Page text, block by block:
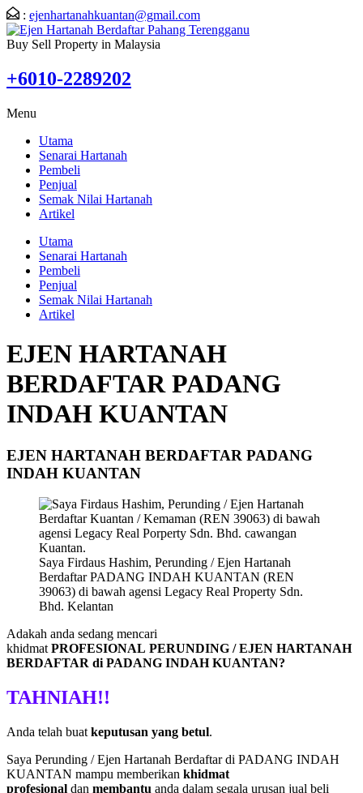
: ejenhartanahkuantan@gmail.com
Buy Sell Property in Malaysia
+6010-2289202
Menu
Utama
Senarai Hartanah
Pembeli
Penjual
Semak Nilai Hartanah
Artikel
Utama
Senarai Hartanah
Pembeli
Penjual
Semak Nilai Hartanah
Artikel
EJEN HARTANAH
BERDAFTAR PADANG
INDAH KUANTAN
EJEN HARTANAH BERDAFTAR PADANG
INDAH KUANTAN
Saya Firdaus Hashim, Perunding / Ejen Hartanah
Berdaftar PADANG INDAH KUANTAN (REN
39063) di bawah agensi Legacy Real Property Sdn.
Bhd. Kelantan
Adakah anda sedang mencari
khidmatPROFESIONAL PERUNDING / EJEN HARTANAH
BERDAFTAR di PADANG INDAH KUANTAN?
TAHNIAH!!
Anda telah buat keputusan yang betul.
Saya Perunding / Ejen Hartanah Berdaftar di PADANG INDAH
KUANTAN mampu memberikan khidmat
profesional dan membantu anda dalam segala urusan jual beli